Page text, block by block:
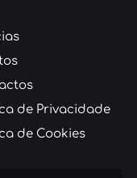
de Privacidade
de Cookies